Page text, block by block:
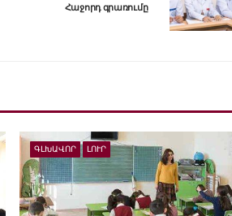
Հաջորդ գրառումը
ԳԼԽԱՎՈՐ ԼՈՒՐ